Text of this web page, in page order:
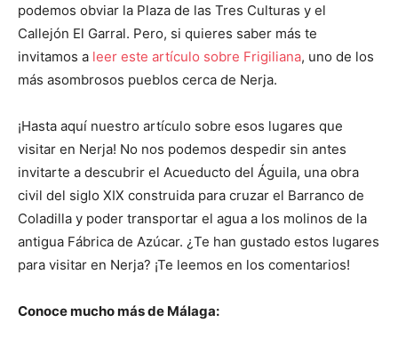
podemos obviar la Plaza de las Tres Culturas y el
Callejón El Garral. Pero, si quieres saber más te
invitamos a leer este artículo sobre Frigiliana, uno de los
más asombrosos pueblos cerca de Nerja.
¡Hasta aquí nuestro artículo sobre esos lugares que
visitar en Nerja! No nos podemos despedir sin antes
invitarte a descubrir el Acueducto del Águila, una obra
civil del siglo XIX construida para cruzar el Barranco de
Coladilla y poder transportar el agua a los molinos de la
antigua Fábrica de Azúcar. ¿Te han gustado estos lugares
para visitar en Nerja? ¡Te leemos en los comentarios!
Conoce mucho más de Málaga: